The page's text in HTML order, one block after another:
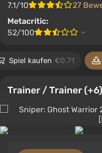
7.1/10
27
Metacritic:
52/100
Spiel kaufen €0.71
Trainer / Trainer